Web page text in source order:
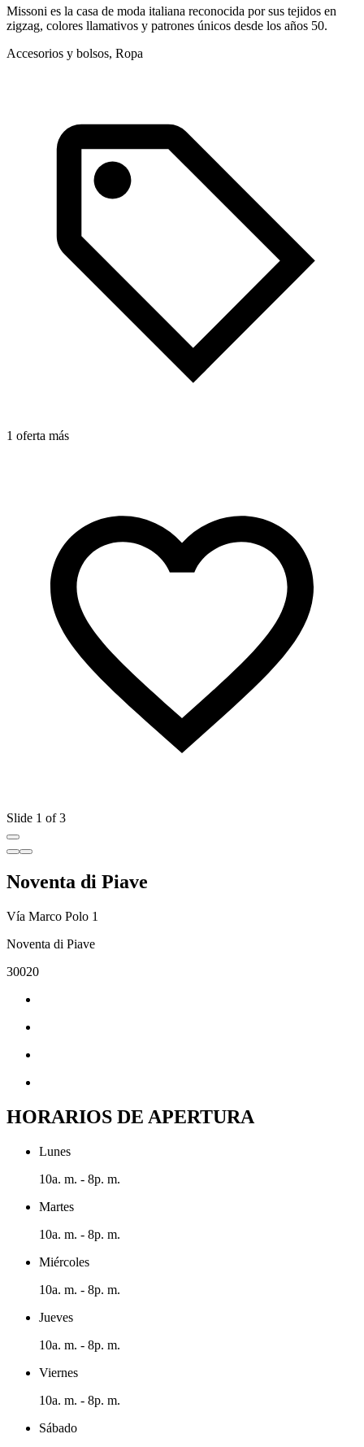
Missoni es la casa de moda italiana reconocida por sus tejidos en
zigzag, colores llamativos y patrones únicos desde los años 50.
Accesorios y bolsos, Ropa
1 oferta más
Slide 1 of 3
Noventa di Piave
Vía Marco Polo 1
Noventa di Piave
30020
HORARIOS DE APERTURA
Lunes
10a. m. - 8p. m.
Martes
10a. m. - 8p. m.
Miércoles
10a. m. - 8p. m.
Jueves
10a. m. - 8p. m.
Viernes
10a. m. - 8p. m.
Sábado